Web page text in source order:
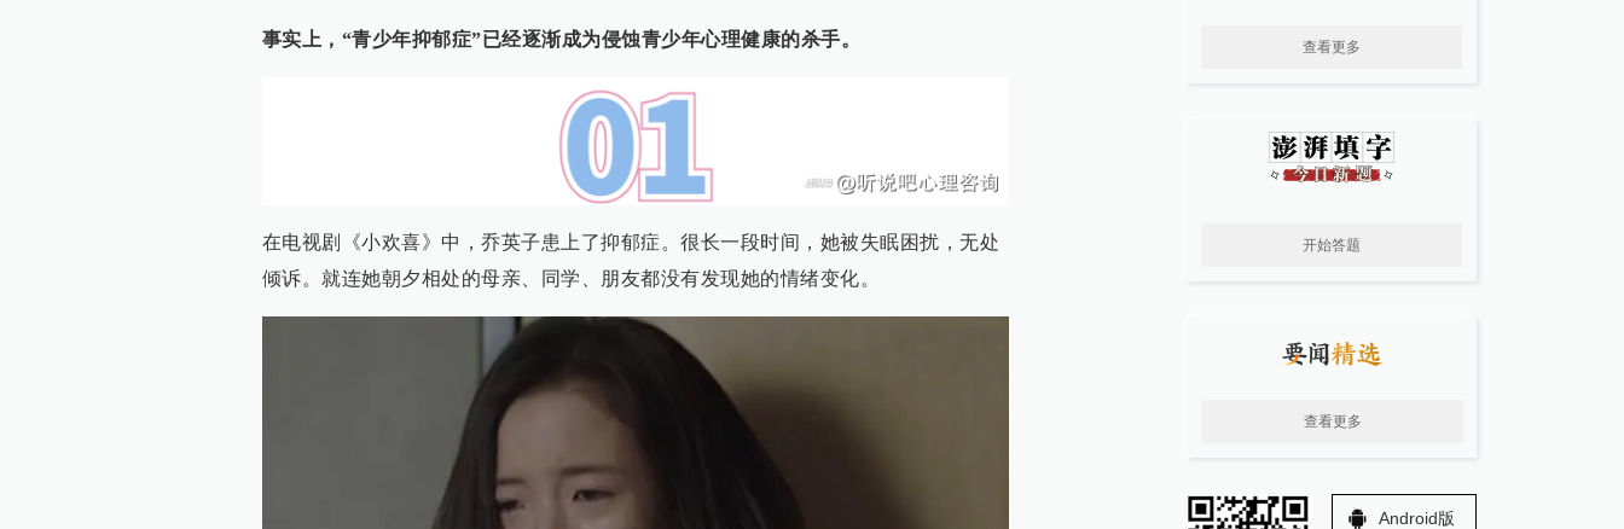
事实上，“青少年抑郁症”已经逐渐成为侵蚀青少年心理健康的杀手。
在电视剧《小欢喜》中，乔英子患上了抑郁症。很长一段时间，她被失眠困扰，无处
倾诉。就连她朝夕相处的母亲、同学、朋友都没有发现她的情绪变化。
查看更多
开始答题
查看更多
Android版